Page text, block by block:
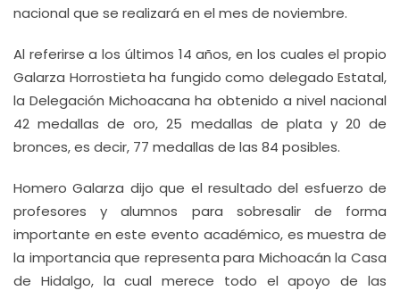
nacional que se realizará en el mes de noviembre.
Al referirse a los últimos 14 años, en los cuales el propio
Galarza Horrostieta ha fungido como delegado Estatal,
la Delegación Michoacana ha obtenido a nivel nacional
42 medallas de oro, 25 medallas de plata y 20 de
bronces, es decir, 77 medallas de las 84 posibles.
Homero Galarza dijo que el resultado del esfuerzo de
profesores y alumnos para sobresalir de forma
importante en este evento académico, es muestra de
la importancia que representa para Michoacán la Casa
de Hidalgo, la cual merece todo el apoyo de las